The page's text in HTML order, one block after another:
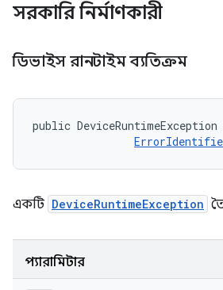
সরকারি নির্মাণকারী
ডিভাইস রানটাইম ব্যতিক্রম
public
একটি DeviceRuntimeException
প্যারামিটার